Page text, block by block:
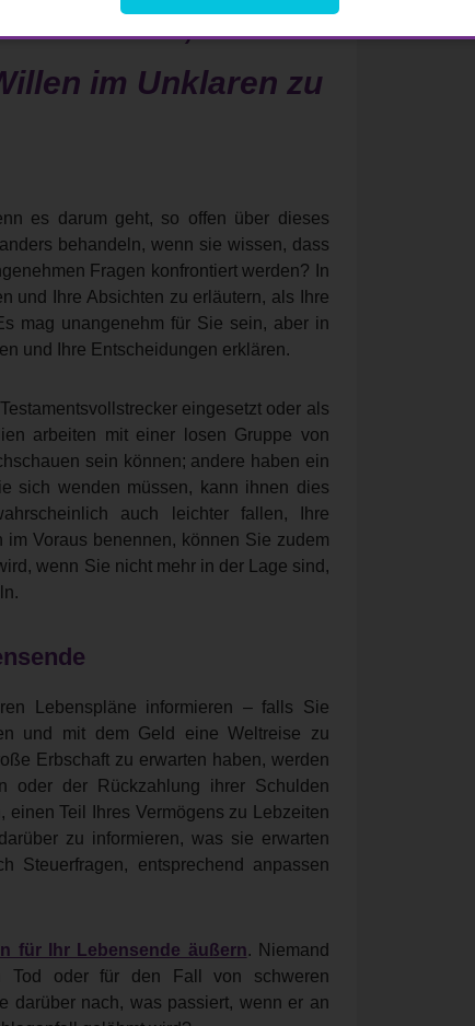
erläutern, als Ihre
im Unklaren zu
es darum geht, so offen über dieses
behandeln, wenn sie wissen, dass
Fragen konfrontiert werden? In
und Ihre Absichten zu erläutern, als Ihre
mag unangenehm für Sie sein, aber in
und Ihre Entscheidungen erklären.
eingesetzt oder als
arbeiten mit einer losen Gruppe von
sein können; andere haben ein
sich wenden müssen, kann ihnen dies
auch leichter fallen, Ihre
Voraus benennen, können Sie zudem
wenn Sie nicht mehr in der Lage sind,
Lebenspläne informieren – falls Sie
und mit dem Geld eine Weltreise zu
Erbschaft zu erwarten haben, werden
oder der Rückzahlung ihrer Schulden
Teil Ihres Vermögens zu Lebzeiten
zu informieren, was sie erwarten
Steuerfragen, entsprechend anpassen
für Ihr Lebensende äußern. Niemand
Tod oder für den Fall von schweren
darüber nach, was passiert, wenn er an